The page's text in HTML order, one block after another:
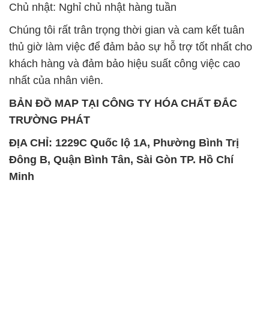
Chủ nhật: Nghỉ chủ nhật hàng tuần
Chúng tôi rất trân trọng thời gian và cam kết tuân
thủ giờ làm việc để đảm bảo sự hỗ trợ tốt nhất cho
khách hàng và đảm bảo hiệu suất công việc cao
nhất của nhân viên.
BẢN ĐỒ MAP TẠI CÔNG TY HÓA CHẤT ĐẮC
TRƯỜNG PHÁT
ĐỊA CHỈ: 1229C Quốc lộ 1A, Phường Bình Trị
Đông B, Quận Bình Tân, Sài Gòn TP. Hồ Chí
Minh